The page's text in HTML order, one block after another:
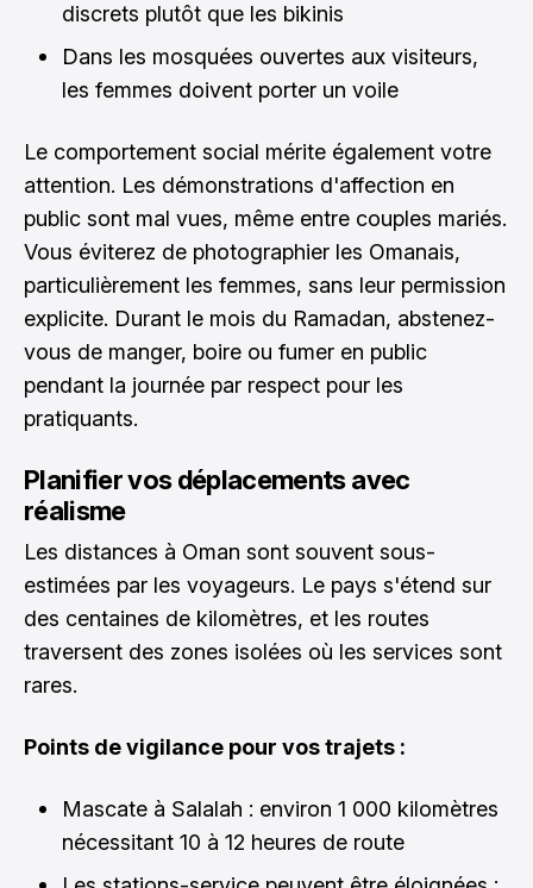
discrets plutôt que les bikinis
Dans les mosquées ouvertes aux visiteurs,
les femmes doivent porter un voile
Le comportement social mérite également votre
attention. Les démonstrations d'affection en
public sont mal vues, même entre couples mariés.
Vous éviterez de photographier les Omanais,
particulièrement les femmes, sans leur permission
explicite. Durant le mois du Ramadan, abstenez-
vous de manger, boire ou fumer en public
pendant la journée par respect pour les
pratiquants.
Planifier vos déplacements avec
réalisme
Les distances à Oman sont souvent sous-
estimées par les voyageurs. Le pays s'étend sur
des centaines de kilomètres, et les routes
traversent des zones isolées où les services sont
rares.
Points de vigilance pour vos trajets :
Mascate à Salalah : environ 1 000 kilomètres
nécessitant 10 à 12 heures de route